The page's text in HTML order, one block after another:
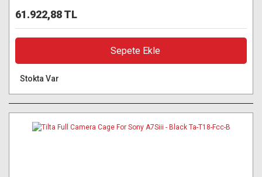
61.922,88 TL
Sepete Ekle
Stokta Var